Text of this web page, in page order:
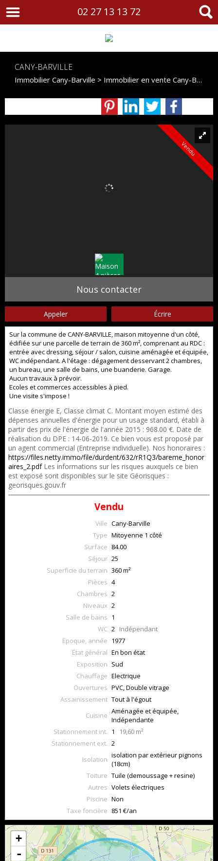
02 27 13 13 72
CANY-BARVILLE
Immobilier Cany-Barville > Immobilier en vente Cany-Barville
Vendu
Nous contacter
Appeler Écrire
Sur la commune de CANY-BARVILLE, maison mitoyenne d'un côté,
édifiée sur une parcelle de terrain de 360 m², comprenant au RDC :
entrée avec dressing, séjour / salon, cuisine aménagée et équipée,
WC indépendant. A l'étage : dégagement desservant 2 chambres,
un bureau, une salle de bains, une buanderie. Garage.
Aucun travaux à prévoir.
Ecoles et commerces accessibles à pied.
Une visite s'impose !
Classe énergie E, Classe climat C. Montant moyen estimé des
dépenses annuelles d'énergie pour un usage standard, établi à
partir des prix de l'énergie de l'année 2015 : 968.00 €. Date de
réalisation du DPE : 14-06-2019. Ce bien vous est proposé par
un agent commercial (Entreprise individuelle). Nos honoraires :
https://files.netty.immo/file/durdent/632/rR1Q3/bareme_honor
aires_2.pdfLes informations sur les risques auxquels ce bien
est exposé sont disponibles sur le site Géorisques :
georisques.gouv.fr
Vendu
Ville Cany-Barville
Type Mitoyenne 1 côté
Surface 84.00
Séjour 25
Superficie du terrain 360 m²
Pièces 4
Chambres 2
Niveaux 2
Salle de bains 1
WC 2 Indépendant
Epoque, année 1977
État général En bon état
Exposition Sud
Chauffage Electrique
Ouvertures PVC, Double vitrage
Assainissement Tout à l'égout
Cuisine Aménagée et équipée,
Indépendante
Stationnement int. 1
19,60 m²
Stationnement ext. 2
Isolation isolation par extérieur pignons
(18cm)
Toiture Tuile (demoussage + resine)
Autres Volets électriques
Piscine Non
Taxe foncière 851 €/an
+
-